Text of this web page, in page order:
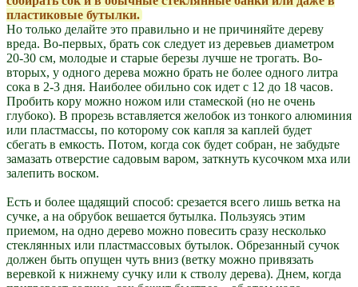
пластиковые бутылки.
Но только делайте это правильно и не причиняйте дереву
вреда. Во-первых, брать сок следует из деревьев диаметром
20-30 см, молодые и старые березы лучше не трогать. Во-
вторых, у одного дерева можно брать не более одного литра
сока в 2-3 дня. Наиболее обильно сок идет с 12 до 18 часов.
Пробить кору можно ножом или стамеской (но не очень
глубоко). В прорезь вставляется желобок из тонкого алюминия
или пластмассы, по которому сок капля за каплей будет
сбегать в емкость. Потом, когда сок будет собран, не забудьте
замазать отверстие садовым варом, заткнуть кусочком мха или
залепить воском.
Есть и более щадящий способ: срезается всего лишь ветка на
сучке, а на обрубок вешается бутылка. Пользуясь этим
приемом, на одно дерево можно повесить сразу несколько
стеклянных или пластмассовых бутылок. Обрезанный сучок
должен быть опущен чуть вниз (ветку можно привязать
веревкой к нижнему сучку или к стволу дерева). Днем, когда